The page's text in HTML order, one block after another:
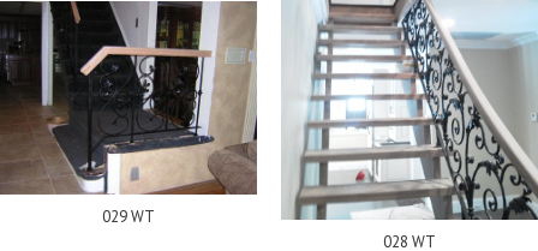
029 WT
028 WT